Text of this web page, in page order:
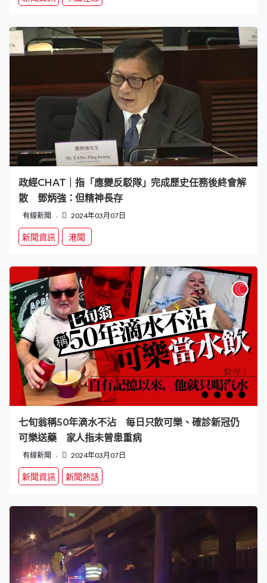
政經CHAT｜指「應變反駁隊」完成歷史任務後終會解
散 鄧炳強：但精神長存
有線新聞 2024年03月07日
新聞資訊 港聞
七旬翁稱50年滴水不沾 每日只飲可樂、確診新冠仍
可樂送藥 家人指未曾患重病
有線新聞 2024年03月07日
新聞資訊 新聞熱話